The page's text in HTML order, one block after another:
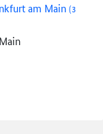
am Main(3